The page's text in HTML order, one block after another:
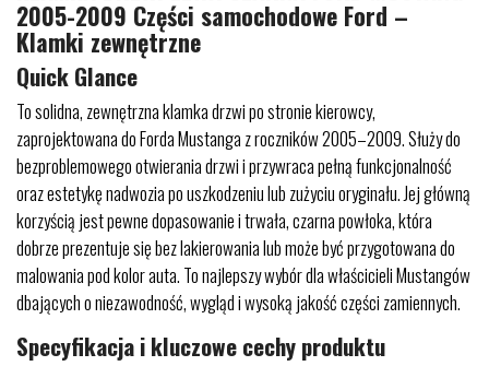
2005-2009 Części samochodowe Ford –
Klamki zewnętrzne
Quick Glance
To solidna, zewnętrzna klamka drzwi po stronie kierowcy,
zaprojektowana do Forda Mustanga z roczników 2005–2009. Służy do
bezproblemowego otwierania drzwi i przywraca pełną funkcjonalność
oraz estetykę nadwozia po uszkodzeniu lub zużyciu oryginału. Jej główną
korzyścią jest pewne dopasowanie i trwała, czarna powłoka, która
dobrze prezentuje się bez lakierowania lub może być przygotowana do
malowania pod kolor auta. To najlepszy wybór dla właścicieli Mustangów
dbających o niezawodność, wygląd i wysoką jakość części zamiennych.
Specyfikacja i kluczowe cechy produktu